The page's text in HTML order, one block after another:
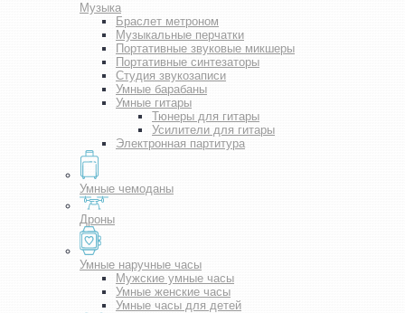
Музыка
Браслет метроном
Музыкальные перчатки
Портативные звуковые микшеры
Портативные синтезаторы
Студия звукозаписи
Умные барабаны
Умные гитары
Тюнеры для гитары
Усилители для гитары
Электронная партитура
Умные чемоданы
Дроны
Умные наручные часы
Мужские умные часы
Умные женские часы
Умные часы для детей